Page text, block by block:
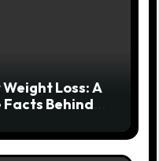
Loss: A
Behind